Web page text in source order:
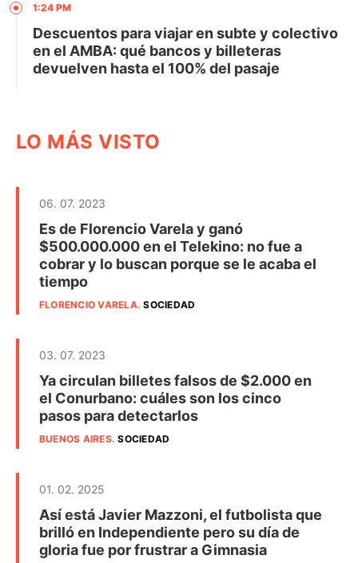
1:24 PM
Descuentos para viajar en subte y colectivo
en el AMBA: qué bancos y billeteras
devuelven hasta el 100% del pasaje
LO MÁS VISTO
06. 07. 2023
Es de Florencio Varela y ganó
$500.000.000 en el Telekino: no fue a
cobrar y lo buscan porque se le acaba el
tiempo
FLORENCIO VARELA.SOCIEDAD
03. 07. 2023
Ya circulan billetes falsos de $2.000 en
el Conurbano: cuáles son los cinco
pasos para detectarlos
BUENOS AIRES.SOCIEDAD
01. 02. 2025
Así está Javier Mazzoni, el futbolista que
brilló en Independiente pero su día de
gloria fue por frustrar a Gimnasia